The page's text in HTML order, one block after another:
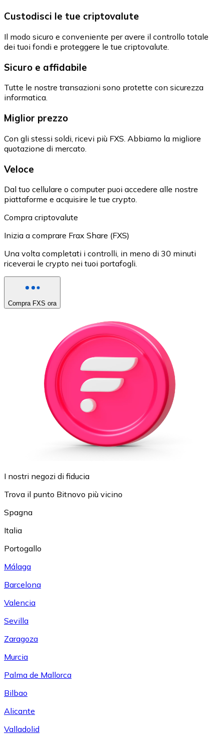
Custodisci le tue criptovalute
Il modo sicuro e conveniente per avere il controllo totale
dei tuoi fondi e proteggere le tue criptovalute.
Sicuro e affidabile
Tutte le nostre transazioni sono protette con sicurezza
informatica.
Miglior prezzo
Con gli stessi soldi, ricevi più FXS. Abbiamo la migliore
quotazione di mercato.
Veloce
Dal tuo cellulare o computer puoi accedere alle nostre
piattaforme e acquisire le tue crypto.
Compra criptovalute
Inizia a comprare Frax Share (FXS)
Una volta completati i controlli, in meno di 30 minuti
riceverai le crypto nei tuoi portafogli.
Compra FXS ora
I nostri negozi di fiducia
Trova il punto Bitnovo più vicino
Spagna
Italia
Portogallo
Málaga
Barcelona
Valencia
Sevilla
Zaragoza
Murcia
Palma de Mallorca
Bilbao
Alicante
Valladolid